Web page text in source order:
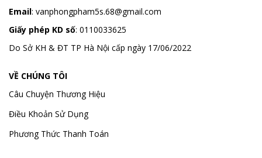
Email: vanphongpham5s.68@gmail.com
Giấy phép KD số: 0110033625
Do Sở KH & ĐT TP Hà Nội cấp ngày 17/06/2022
VỀ CHÚNG TÔI
Câu Chuyện Thương Hiệu
Điều Khoản Sử Dụng
Phương Thức Thanh Toán